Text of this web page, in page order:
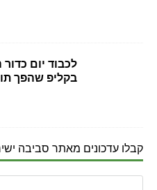
בקליפ שהפך
קבלו עדכונים מאתר סביבה